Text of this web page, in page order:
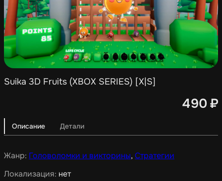
Suika 3D Fruits (XBOX SERIES) [X|S]
490 ₽
Описание Детали
Жанр: Головоломки и викторины, Стратегии
Локализация: нет